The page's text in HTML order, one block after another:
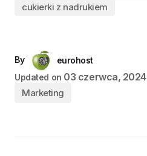
cukierki z nadrukiem
By
eurohost
Updated on 03 czerwca, 2024
Marketing